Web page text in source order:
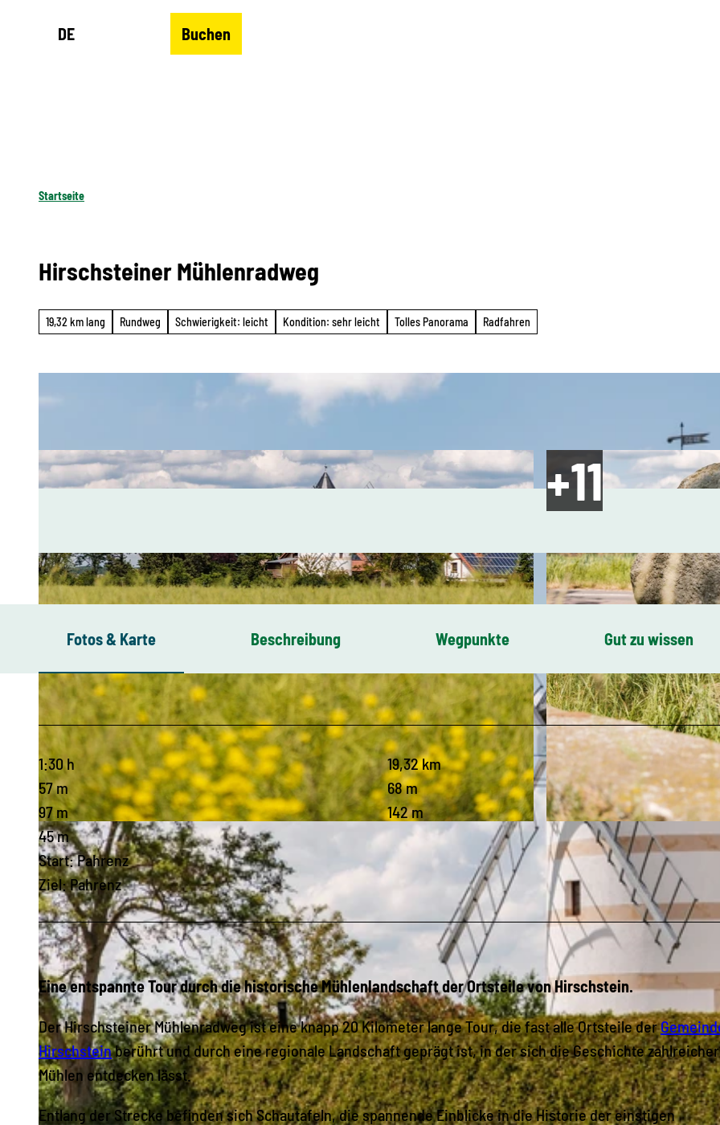
DE Buchen
Startseite
Hirschsteiner Mühlenradweg
19,32 km lang Rundweg Schwierigkeit: leicht Kondition: sehr leicht Tolles Panorama Radfahren
© Stephan Böhlig, Dresden Elbland |CC0 © Stephan Böhlig, Dresden Elbland |
Fotos & Karte Beschreibung Wegpunkte Gut zu wissen
1:30 h
19,32 km
57 m
68 m
97 m
142 m
45 m
Start: Pahrenz
Ziel: Pahrenz
Eine entspannte Tour durch die historische Mühlenlandschaft der Ortsteile von Hirschstein.
Der Hirschsteiner Mühlenradweg ist eine knapp 20 Kilometer lange Tour, die fast alle Ortsteile der
Hirschsteinberührt und durch eine regionale Landschaft geprägt ist, in der sich die Geschichte zahlreicher
Mühlen entdecken lässt.
Entlang der Strecke befinden sich Schautafeln, die spannende Einblicke in die Historie der einstigen